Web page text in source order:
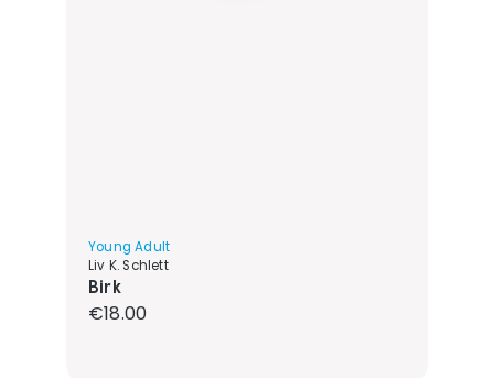
Young Adult
Liv K. Schlett
Birk
Regular price:
€18.00